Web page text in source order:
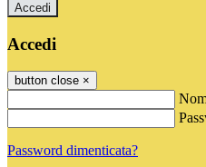
Accedi
Accedi
button close ×
Password dimenticata?